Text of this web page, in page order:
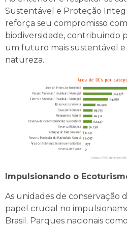
Sustentável e Proteção
reforça seu compromisso
biodiversidade, contribuindo
um futuro mais sustentável e
natureza.
Impulsionando o
As unidades de conservação
papel crucial no
Brasil. Parques nacionais